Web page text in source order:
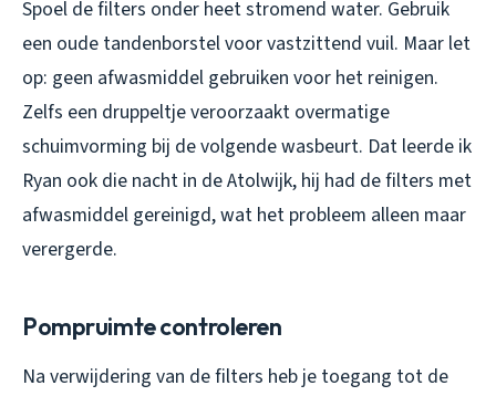
Spoel de filters onder heet stromend water. Gebruik
een oude tandenborstel voor vastzittend vuil. Maar let
op: geen afwasmiddel gebruiken voor het reinigen.
Zelfs een druppeltje veroorzaakt overmatige
schuimvorming bij de volgende wasbeurt. Dat leerde ik
Ryan ook die nacht in de Atolwijk, hij had de filters met
afwasmiddel gereinigd, wat het probleem alleen maar
verergerde.
Pompruimte controleren
Na verwijdering van de filters heb je toegang tot de